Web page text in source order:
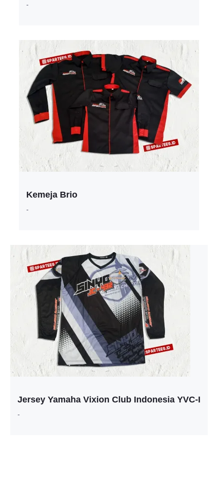
-
Kemeja Brio
-
Jersey Yamaha Vixion Club Indonesia YVC-I
-